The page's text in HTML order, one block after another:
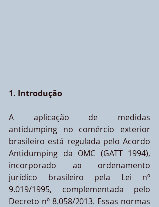
1. Introdução
A aplicação de medidas
antidumping no comércio exterior
brasileiro está regulada pelo Acordo
Antidumping da OMC (GATT 1994),
incorporado ao ordenamento
jurídico brasileiro pela Lei nº
9.019/1995, complementada pelo
Decreto nº 8.058/2013. Essas normas